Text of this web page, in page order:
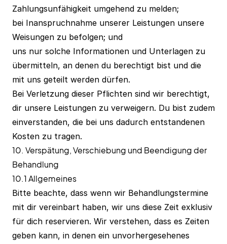
Zahlungsunfähigkeit umgehend zu melden;
bei Inanspruchnahme unserer Leistungen unsere
Weisungen zu befolgen; und
uns nur solche Informationen und Unterlagen zu
übermitteln, an denen du berechtigt bist und die
mit uns geteilt werden dürfen.
Bei Verletzung dieser Pflichten sind wir berechtigt,
dir unsere Leistungen zu verweigern. Du bist zudem
einverstanden, die bei uns dadurch entstandenen
Kosten zu tragen.
10. Verspätung, Verschiebung und Beendigung der
Behandlung
10.1 Allgemeines
Bitte beachte, dass wenn wir Behandlungstermine
mit dir vereinbart haben, wir uns diese Zeit exklusiv
für dich reservieren. Wir verstehen, dass es Zeiten
geben kann, in denen ein unvorhergesehenes